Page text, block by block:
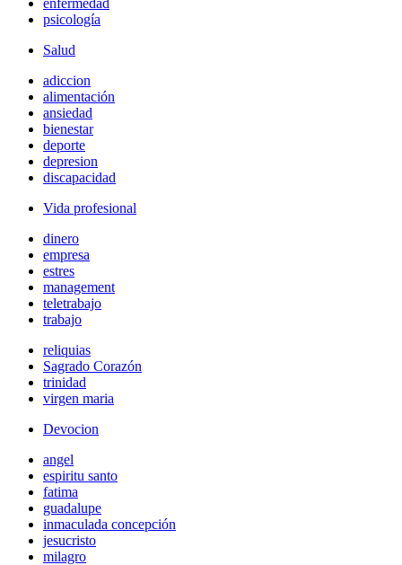
enfermedad
psicología
Salud
adiccion
alimentación
ansiedad
bienestar
deporte
depresion
discapacidad
Vida profesional
dinero
empresa
estres
management
teletrabajo
trabajo
reliquias
Sagrado Corazón
trinidad
virgen maria
Devocion
angel
espiritu santo
fatima
guadalupe
inmaculada concepción
jesucristo
milagro